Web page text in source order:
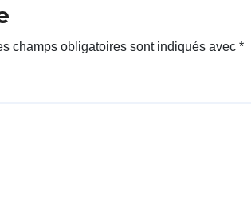
champs obligatoires sont indiqués avec *